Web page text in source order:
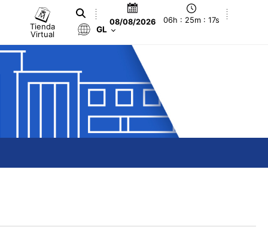
Tienda
Virtual
08/08/2026 06h : 25m : 18s
GL